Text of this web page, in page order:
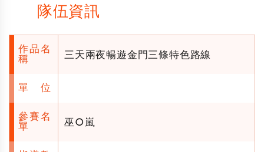
隊伍資訊
作品名
稱
三天兩夜暢遊金門三條特色路線
單位
參賽名
單
巫○嵐